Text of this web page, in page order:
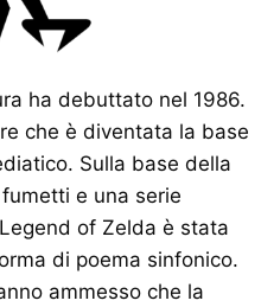
ha debuttato nel 1986.
che è diventata la base
Sulla base della
e una serie
of Zelda è stata
di poema sinfonico.
ammesso che la